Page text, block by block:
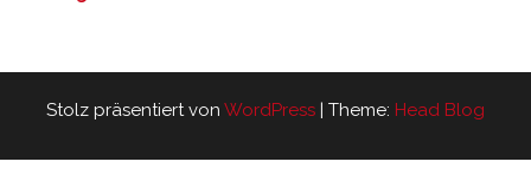
Stolz präsentiert von WordPress Theme: Head Blog